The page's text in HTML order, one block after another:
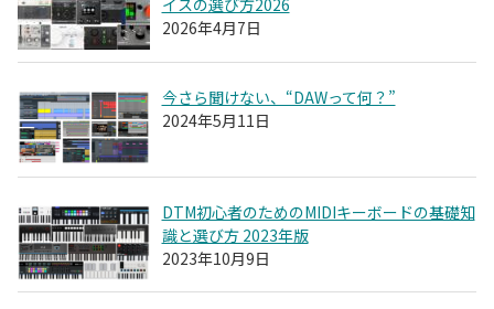
2026年4月7日
今さら聞けない、“DAWって何？”
2024年5月11日
DTM初心者のためのMIDIキーボードの基礎知
識と選び方 2023年版
2023年10月9日